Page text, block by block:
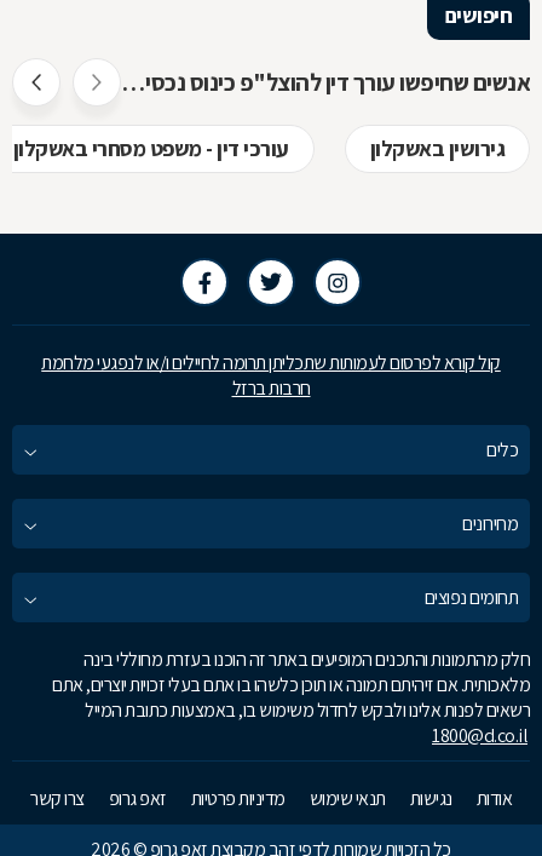
חיפושים
אנשים שחיפשו עורך דין להוצל"פ כינוס נכסים ופשיטת רגל חיפשו גם
גירושין באשקלון עורכי דין - משפט מסחרי באשקלון
קול קורא לפרסום לעמותות שתכליתן תרומה לחיילים ו/או לנפגעי מלחמת
חרבות ברזל
כלים
מחירונים
תחומים נפוצים
חלק מהתמונות והתכנים המופיעים באתר זה הוכנו בעזרת מחוללי בינה
מלאכותית. אם זיהיתם תמונה או תוכן כלשהו בו אתם בעלי זכויות יוצרים, אתם
רשאים לפנות אלינו ולבקש לחדול משימוש בו, באמצעות כתובת המייל
1800@d.co.il
אודות נגישות תנאי שימוש מדיניות פרטיות זאפ גרופ
צרו קשר
כל הזכויות שמורות לדפי זהב מקבוצת זאפ גרופ © 2026